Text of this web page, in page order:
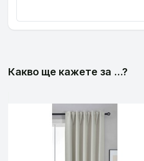
Какво ще кажете за ...?